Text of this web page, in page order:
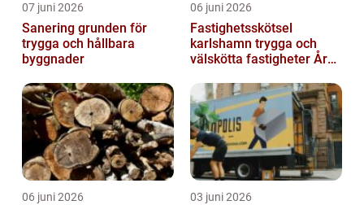
07 juni 2026
Sanering grunden för
trygga och hållbara
byggnader
06 juni 2026
Fastighetsskötsel
karlshamn trygga och
välskötta fastigheter Året
06 juni 2026 03 juni 2026